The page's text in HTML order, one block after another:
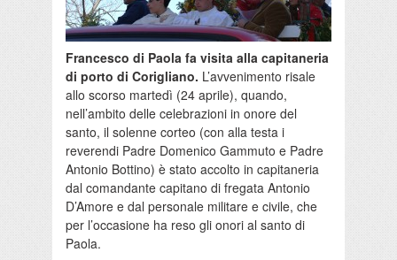
Francesco di Paola fa visita alla capitaneria
di porto di Corigliano. L’avvenimento risale
allo scorso martedì (24 aprile), quando,
nell’ambito delle celebrazioni in onore del
santo, il solenne corteo (con alla testa i
reverendi Padre Domenico Gammuto e Padre
Antonio Bottino) è stato accolto in capitaneria
dal comandante capitano di fregata Antonio
D’Amore e dal personale militare e civile, che
per l’occasione ha reso gli onori al santo di
Paola.